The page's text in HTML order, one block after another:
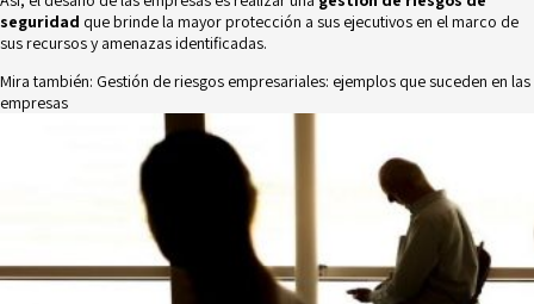
seguridad que brinde la mayor protección a sus ejecutivos en el marco de
sus recursos y amenazas identificadas.
Mira también: Gestión de riesgos empresariales: ejemplos que suceden en las
empresas